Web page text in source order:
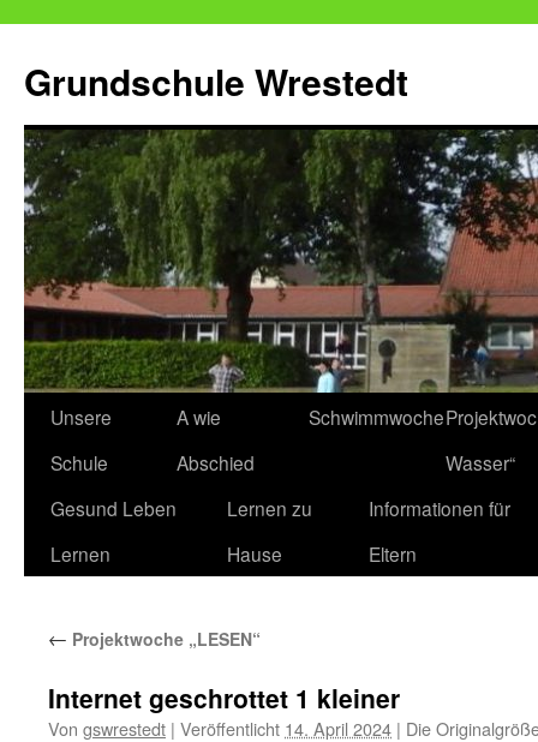
springen
Grundschule Wrestedt
Unsere
Schule
A wie
Abschied
Schwimmwoche
Wasser“
Gesund Leben
Lernen
Lernen zu
Hause
Informationen für
Eltern
← Projektwoche „LESEN“
Internet geschrottet 1 kleiner
Von gswrestedt | Veröffentlicht 14. April 2024 | Die